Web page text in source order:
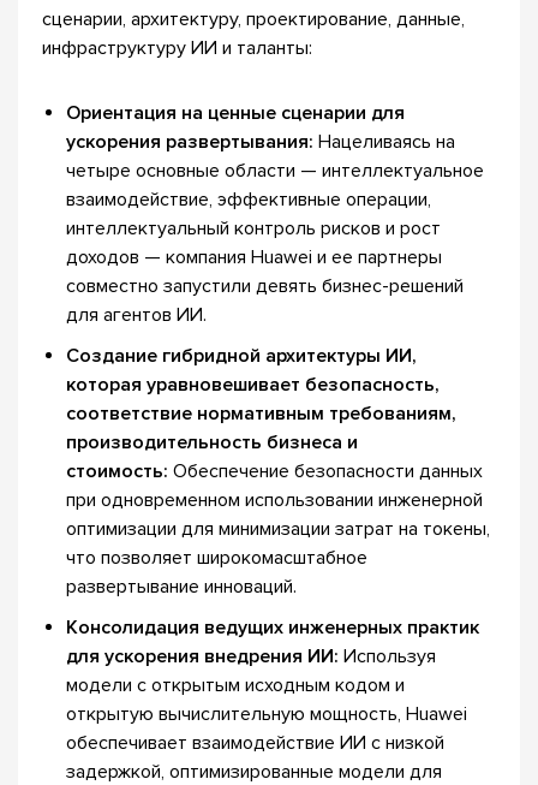
сценарии, архитектуру, проектирование, данные,
инфраструктуру ИИ и таланты:
Ориентация на ценные сценарии для
ускорения развертывания: Нацеливаясь на
четыре основные области — интеллектуальное
взаимодействие, эффективные операции,
интеллектуальный контроль рисков и рост
доходов — компания Huawei и ее партнеры
совместно запустили девять бизнес-решений
для агентов ИИ.
Создание гибридной архитектуры ИИ,
которая уравновешивает безопасность,
соответствие нормативным требованиям,
производительность бизнеса и
стоимость: Обеспечение безопасности данных
при одновременном использовании инженерной
оптимизации для минимизации затрат на токены,
что позволяет широкомасштабное
развертывание инноваций.
Консолидация ведущих инженерных практик
для ускорения внедрения ИИ: Используя
модели с открытым исходным кодом и
открытую вычислительную мощность, Huawei
обеспечивает взаимодействие ИИ с низкой
задержкой, оптимизированные модели для